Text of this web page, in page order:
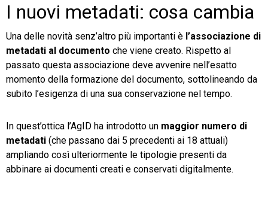
I nuovi metadati: cosa cambia
Una delle novità senz’altro più importanti è l’associazione di
metadati al documento che viene creato. Rispetto al
passato questa associazione deve avvenire nell’esatto
momento della formazione del documento, sottolineando da
subito l’esigenza di una sua conservazione nel tempo.
In quest’ottica l’AgID ha introdotto un maggior numero di
metadati (che passano dai 5 precedenti ai 18 attuali)
ampliando così ulteriormente le tipologie presenti da
abbinare ai documenti creati e conservati digitalmente.